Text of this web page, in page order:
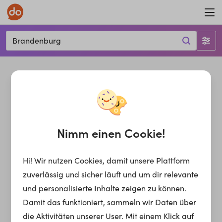
Brandenburg
Nimm einen Cookie!
Hi! Wir nutzen Cookies, damit unsere Plattform
zuverlässig und sicher läuft und um dir relevante
und personalisierte Inhalte zeigen zu können.
Damit das funktioniert, sammeln wir Daten über
die Aktivitäten unserer User. Mit einem Klick auf